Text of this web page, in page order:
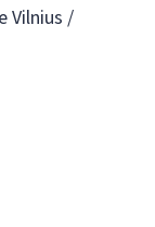
Vilnius /